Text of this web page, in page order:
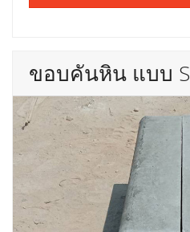
ขอบคันหิน แบบ S